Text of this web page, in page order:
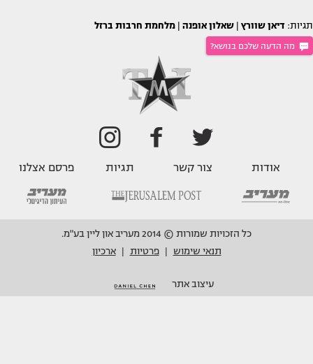
תגיות: דיאן שוורץ שאלון אופנה מלחמת חרבות ברזל
מה הדעה שלכם בנושא?
אודות צור קשר תגיות פרסם אצלנו
כל הזכויות שמורות © 2014 מעריב און ליין בע"מ.
תנאי שימוש
פרטיות ארכיון
עיצוב אתר